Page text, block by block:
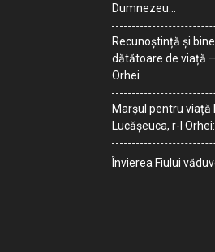
Dumnezeu…
Recunoștință și
dătătoare de viață
Orhei
Marșul pentru viață
Lucășeuca, r-l
Învierea Fiului